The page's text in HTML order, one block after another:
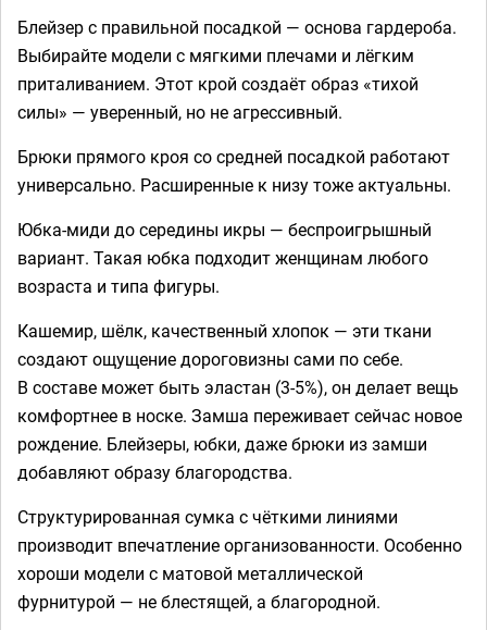
Блейзер с правильной посадкой — основа гардероба.
Выбирайте модели с мягкими плечами и лёгким
приталиванием. Этот крой создаёт образ «тихой
силы» — уверенный, но не агрессивный.
Брюки прямого кроя со средней посадкой работают
универсально. Расширенные к низу тоже актуальны.
Юбка-миди до середины икры — беспроигрышный
вариант. Такая юбка подходит женщинам любого
возраста и типа фигуры.
Кашемир, шёлк, качественный хлопок — эти ткани
создают ощущение дороговизны сами по себе.
В составе может быть эластан (3-5%), он делает вещь
комфортнее в носке. Замша переживает сейчас новое
рождение. Блейзеры, юбки, даже брюки из замши
добавляют образу благородства.
Структурированная сумка с чёткими линиями
производит впечатление организованности. Особенно
хороши модели с матовой металлической
фурнитурой — не блестящей, а благородной.